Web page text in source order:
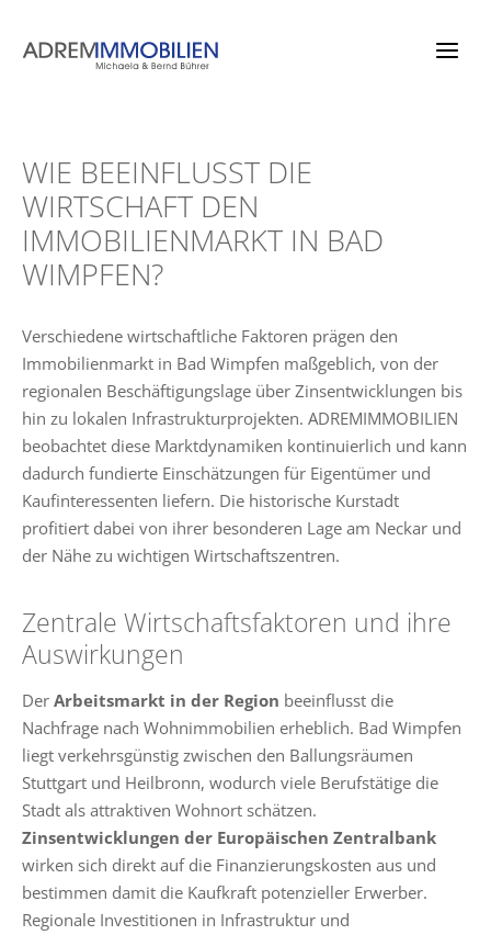
Inhalt
WIE BEEINFLUSST DIE
WIRTSCHAFT DEN
IMMOBILIENMARKT IN BAD
WIMPFEN?
Verschiedene wirtschaftliche Faktoren prägen den
Immobilienmarkt in Bad Wimpfen maßgeblich, von der
regionalen Beschäftigungslage über Zinsentwicklungen bis
hin zu lokalen Infrastrukturprojekten. ADREMIMMOBILIEN
beobachtet diese Marktdynamiken kontinuierlich und kann
dadurch fundierte Einschätzungen für Eigentümer und
Kaufinteressenten liefern. Die historische Kurstadt
profitiert dabei von ihrer besonderen Lage am Neckar und
der Nähe zu wichtigen Wirtschaftszentren.
Zentrale Wirtschaftsfaktoren und ihre
Auswirkungen
Der Arbeitsmarkt in der Region beeinflusst die
Nachfrage nach Wohnimmobilien erheblich. Bad Wimpfen
liegt verkehrsgünstig zwischen den Ballungsräumen
Stuttgart und Heilbronn, wodurch viele Berufstätige die
Stadt als attraktiven Wohnort schätzen.
Zinsentwicklungen der Europäischen Zentralbank
wirken sich direkt auf die Finanzierungskosten aus und
bestimmen damit die Kaufkraft potenzieller Erwerber.
Regionale Investitionen in Infrastruktur und